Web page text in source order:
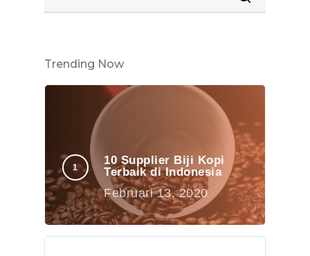
Trending Now
10 Supplier Biji Kopi
Terbaik di Indonesia
Februari 13, 2020